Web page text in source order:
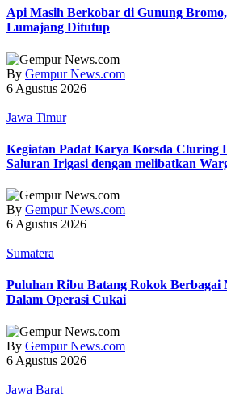
Api Masih Berkobar di Gunung
Lumajang Ditutup
By Gempur News.com
6 Agustus 2026
Jawa Timur
Kegiatan Padat Karya Korsda Cluring
Saluran Irigasi dengan melibatkan
By Gempur News.com
6 Agustus 2026
Sumatera
Puluhan Ribu Batang Rokok Berbagai
Dalam Operasi Cukai
By Gempur News.com
6 Agustus 2026
Jawa Barat